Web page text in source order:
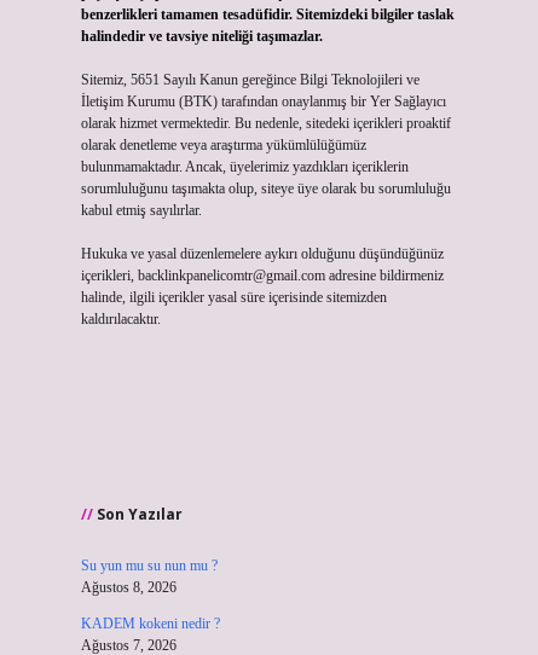
benzerlikleri tamamen tesadüfidir. Sitemizdeki bilgiler taslak
halindedir ve tavsiye niteliği taşımazlar.
Sitemiz, 5651 Sayılı Kanun gereğince Bilgi Teknolojileri ve
İletişim Kurumu (BTK) tarafından onaylanmış bir Yer Sağlayıcı
olarak hizmet vermektedir. Bu nedenle, sitedeki içerikleri proaktif
olarak denetleme veya araştırma yükümlülüğümüz
bulunmamaktadır. Ancak, üyelerimiz yazdıkları içeriklerin
sorumluluğunu taşımakta olup, siteye üye olarak bu sorumluluğu
kabul etmiş sayılırlar.
Hukuka ve yasal düzenlemelere aykırı olduğunu düşündüğünüz
içerikleri, backlinkpanelicomtr@gmail.comadresine bildirmeniz
halinde, ilgili içerikler yasal süre içerisinde sitemizden
kaldırılacaktır.
Son Yazılar
Su yun mu su nun mu ?
Ağustos 8, 2026
KADEM kokeni nedir ?
Ağustos 7, 2026